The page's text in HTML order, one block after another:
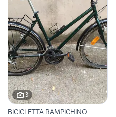
3
BICICLETTA RAMPICHINO